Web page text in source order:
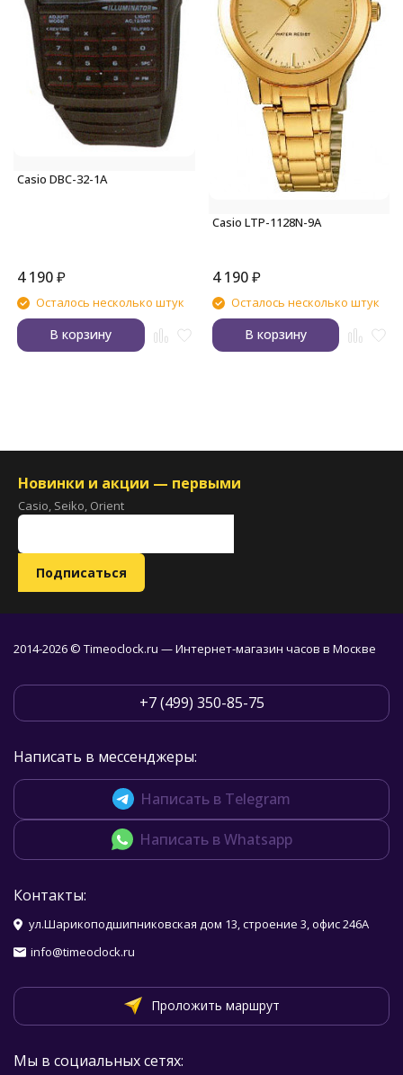
Casio DBC-32-1A
4 190₽
Осталось несколько штук
В корзину
Casio LTP-1128N-9A
4 190 ₽
Осталось несколько штук
В корзину
Новинки и акции — первыми
Casio, Seiko, Orient
2014-2026 © Timeoclock.ru — Интернет-магазин часов в Москве
+7 (499) 350-85-75
Написать в мессенджеры:
Написать в Telegram
Написать в Whatsapp
Контакты:
ул.Шарикоподшипниковская дом 13, строение 3, офис 246А
info@timeoclock.ru
Проложить маршрут
Мы в социальных сетях: